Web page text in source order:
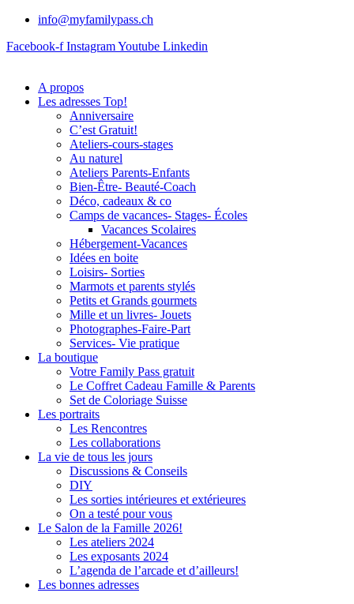
info@myfamilypass.ch
Facebook-f InstagramYoutube Linkedin
A propos
Les adresses Top!
Anniversaire
C’est Gratuit!
Ateliers-cours-stages
Au naturel
Ateliers Parents-Enfants
Bien-Être- Beauté-Coach
Déco, cadeaux & co
Camps de vacances- Stages- Écoles
Vacances Scolaires
Hébergement-Vacances
Idées en boite
Loisirs- Sorties
Marmots et parents stylés
Petits et Grands gourmets
Mille et un livres- Jouets
Photographes-Faire-Part
Services- Vie pratique
La boutique
Votre Family Pass gratuit
Le Coffret Cadeau Famille & Parents
Set de Coloriage Suisse
Les portraits
Les Rencontres
Les collaborations
La vie de tous les jours
Discussions & Conseils
DIY
Les sorties intérieures et extérieures
On a testé pour vous
Le Salon de la Famille 2026!
Les ateliers 2024
Les exposants 2024
L’agenda de l’arcade et d’ailleurs!
Les bonnes adresses